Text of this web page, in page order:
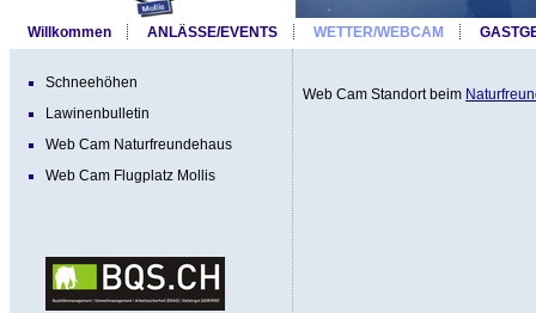
Willkommen ANLÄSSE/EVENTS WETTER/WEBCAM
Web Cam Standort beim
Schneehöhen
Lawinenbulletin
Web Cam Naturfreundehaus
Web Cam Flugplatz Mollis